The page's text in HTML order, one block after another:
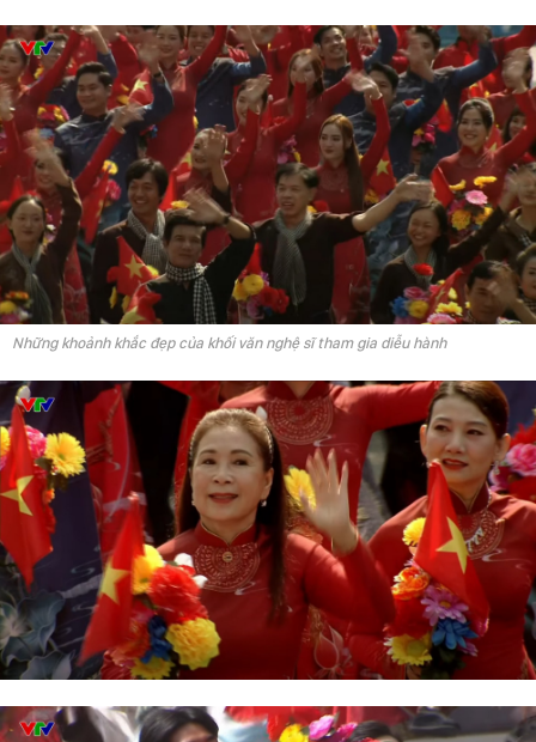
Những khoảnh khắc đẹp của khối văn nghệ sĩ tham gia diễu hành